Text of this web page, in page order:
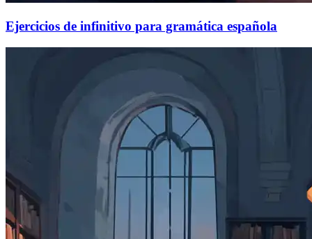
Ejercicios de infinitivo para gramática española